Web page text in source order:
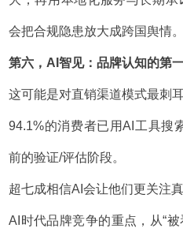
会把合规隐患放大成跨国舆情。
第六，AI智见：品牌认知的第
这可能是对直销渠道模式最刺
94.1%的消费者已用AI工具搜
前的验证/评估阶段。
超七成相信AI会让他们更关注
AI时代品牌竞争的重点，从“